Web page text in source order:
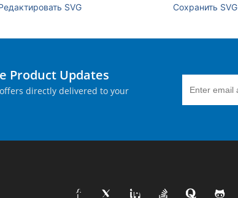
SVG Сохранить SVG
Product Updates
directly delivered to your